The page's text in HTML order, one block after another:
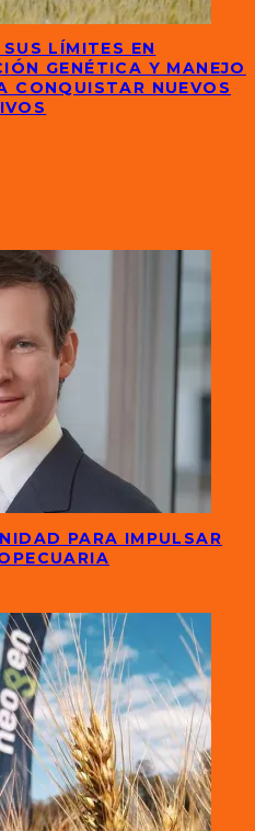
LÍMITES EN
GENÉTICA Y MANEJO
CONQUISTAR NUEVOS
PARA IMPULSAR